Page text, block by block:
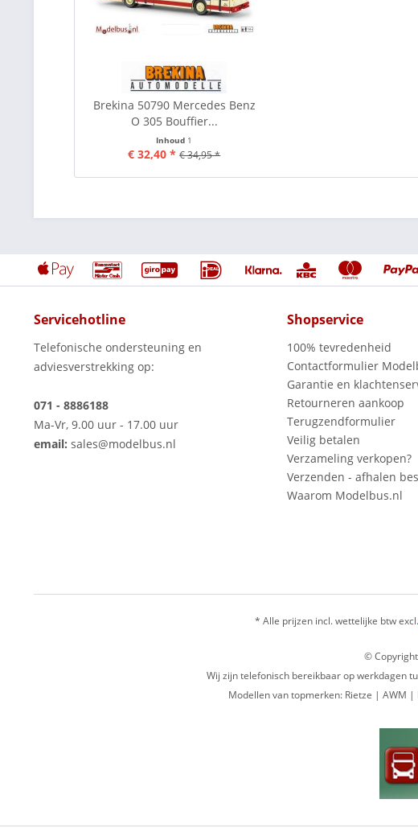
Brekina 50790 Mercedes Benz
O 305 Bouffier...
Inhoud 1
€ 32,40 * € 34,95 *
Servicehotline
Telefonische ondersteuning en
adviesverstrekking op:
071 - 8886188
Ma-Vr, 9.00 uur - 17.00 uur
email: sales@modelbus.nl
Shopservice
100% tevredenheid
Contactformulier
Garantie en
Retourneren aankoop
Terugzendformulier
Veilig betalen
Verzameling verkopen?
Verzenden - afhalen
Waarom Modelbus.nl
* Alle prijzen incl. wettelijke btw excl.
©
Wij zijn telefonisch bereikbaar op werkdagen
Modellen van topmerken: Rietze | AWM